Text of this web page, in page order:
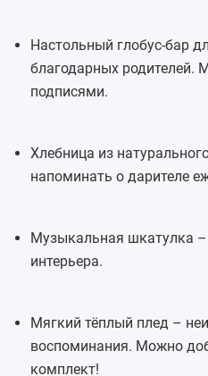
Настольный глобус-бар
благодарных родителей.
подписями.
Хлебница из
напоминать о дарителе
Музыкальная шкатулка
интерьера.
Мягкий тёплый плед–
воспоминания. Можно
комплект!